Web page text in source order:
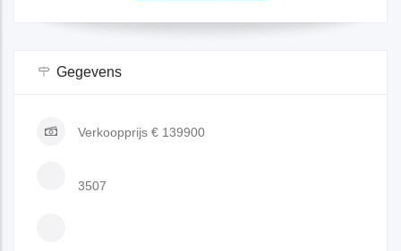
Gegevens
Verkoopprijs € 139900
3507